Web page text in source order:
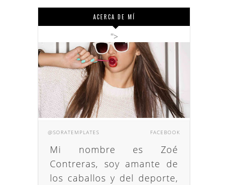
ACERCA DE MÍ
">
@SORATEMPLATES FACEBOOK
Mi nombre es Zoé
Contreras, soy amante de
los caballos y del deporte,